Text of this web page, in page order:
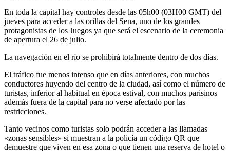
En toda la capital hay controles desde las 05h00 (03H00 GMT) del
jueves para acceder a las orillas del Sena, uno de los grandes
protagonistas de los Juegos ya que será el escenario de la ceremonia
de apertura el 26 de julio.
La navegación en el río se prohibirá totalmente dentro de dos días.
El tráfico fue menos intenso que en días anteriores, con muchos
conductores huyendo del centro de la ciudad, así como el número de
turistas, inferior al habitual en época estival, con muchos parisinos
además fuera de la capital para no verse afectado por las
restricciones.
Tanto vecinos como turistas solo podrán acceder a las llamadas
«zonas sensibles» si muestran a la policía un código QR que
demuestre que viven en esa zona o que tienen una reserva de hotel o